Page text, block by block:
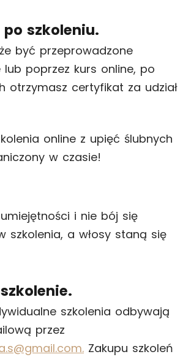
szkoleniu.
być przeprowadzone
lub poprzez kurs online, po
otrzymasz certyfikat za udział
online z upięć ślubnych
w czasie!
i nie bój się
szkolenia, a włosy staną się
szkolenia odbywają
przez
Zakupu szkoleń